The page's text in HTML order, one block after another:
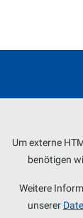
Um externe
benötigen
Weitere
unserer